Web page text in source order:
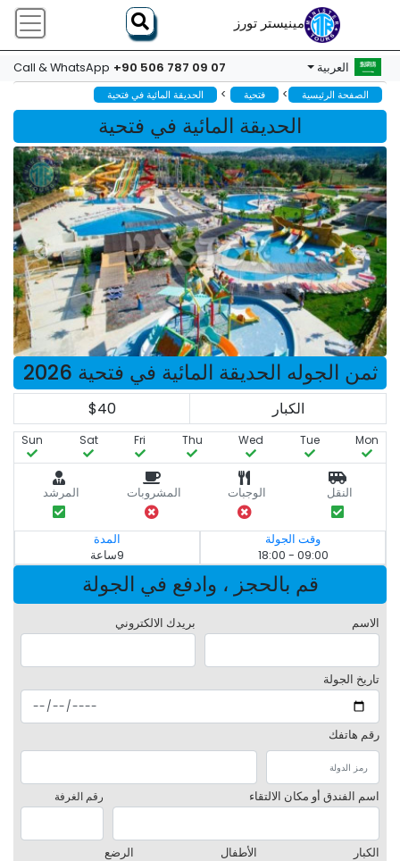
مينيستر تورز
العربية Call & WhatsApp +90 506 787 09 07
الصفحة الرئيسية > فتحية > الحديقة المائية في فتحية
الحديقة المائية في فتحية
ثمن الجوله الحديقة المائية في فتحية 2026
الكبار $40
Mon
Tue
Wed
Thu
Fri
Sat
Sun
النقل الوجبات المشروبات المرشد
وقت الجولة
09:00 - 18:00
المدة
9ساعة
قم بالحجز ، وادفع في الجولة
الاسم بريدك الالكتروني
تاريخ الجولة
رقم هاتفك
اسم الفندق أو مكان الالتقاء رقم الغرفة
الكبار الأطفال الرضع